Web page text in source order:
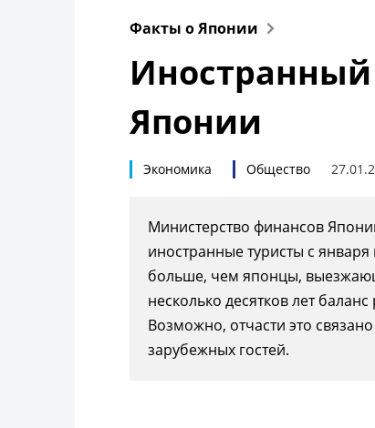
Факты о Японии
Японии
Экономика Общество
Министерство финансов
иностранные туристы с
больше, чем японцы,
несколько десятков лет
Возможно, отчасти это
зарубежных гостей.